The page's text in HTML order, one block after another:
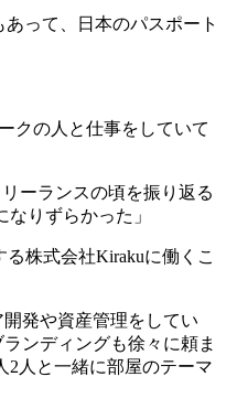
って、日本のパスポート
クの人と仕事をしていて
ーランスの頃を振り返る
りずらかった」
る株式会社Kirakuに働くこ
発や資産管理をしてい
ンディングも徐々に頼ま
2 人と一緒に部屋のテーマ